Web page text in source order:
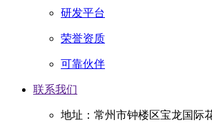
研发平台
荣誉资质
可靠伙伴
联系我们
地址：常州市钟楼区宝龙国际